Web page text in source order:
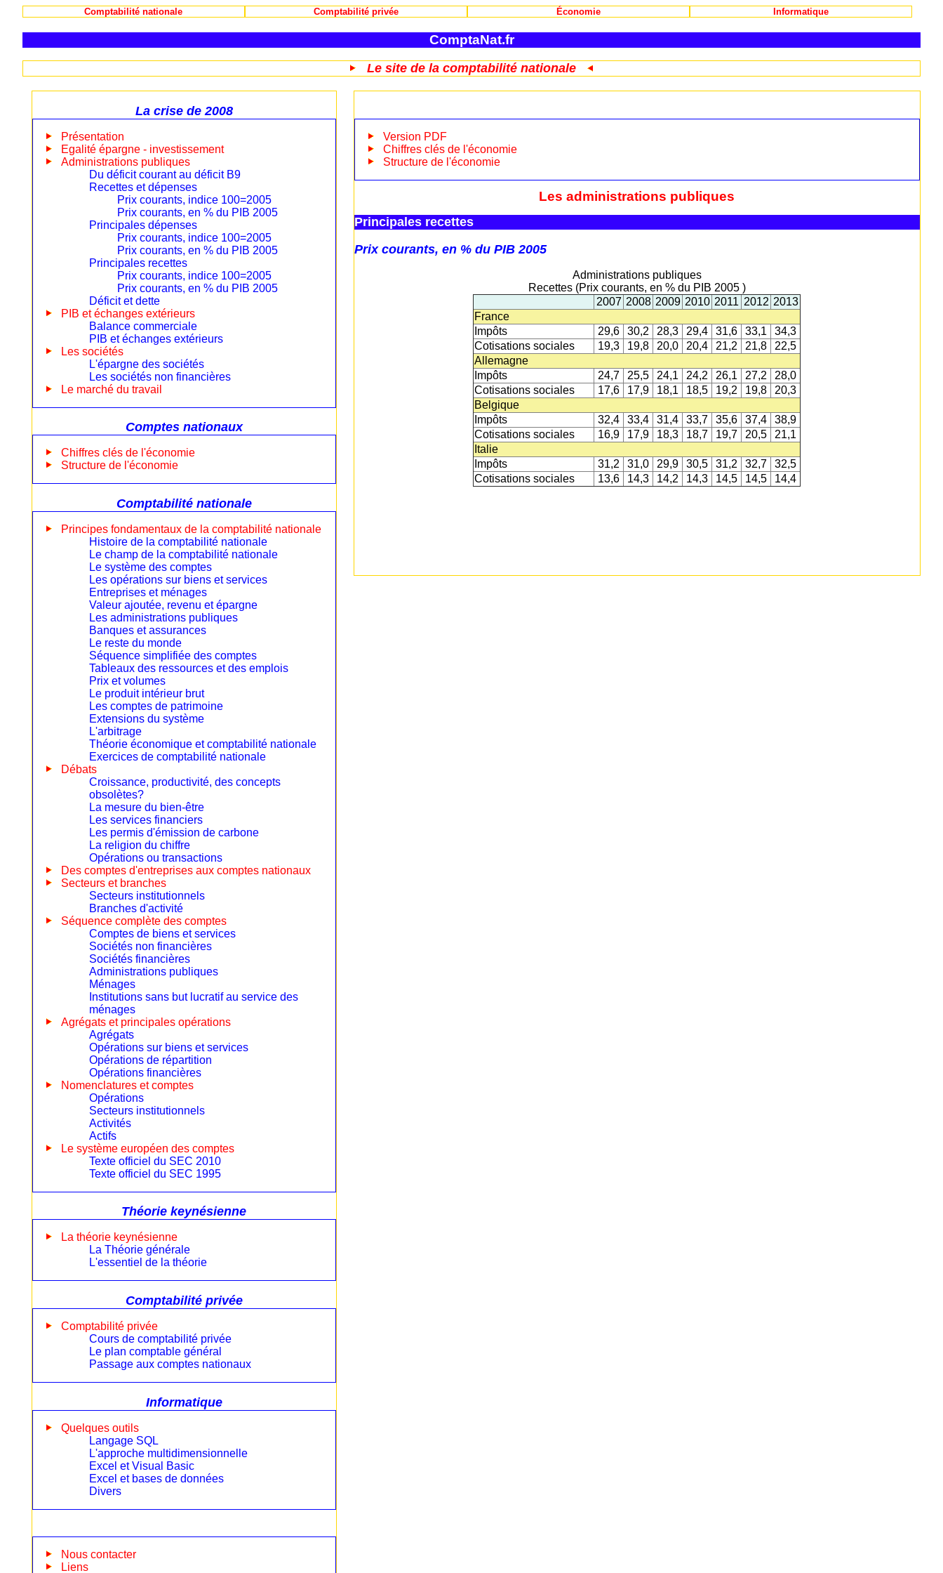
Comptabilité nationale Comptabilité privée Économie Informatique
ComptaNat.fr
Le site de la comptabilité nationale
Version PDF
Chiffres clés de l'économie
Structure de l'économie
Les administrations publiques
Principales recettes
Prix courants, en % du PIB 2005
Administrations publiques
Recettes (Prix courants, en % du PIB 2005 )
2007 2008 2009 2010 2011 2012 2013
France
Impôts
29,6 30,2 28,3 29,4 31,6 33,1
34,3
Cotisations sociales
19,3 19,8 20,0 20,4 21,2 21,8
22,5
Allemagne
Impôts
24,7 25,5 24,1 24,2 26,1 27,2
28,0
Cotisations sociales
17,6 17,9 18,1 18,5 19,2 19,8
20,3
Belgique
Impôts
32,4 33,4 31,4 33,7 35,6 37,4
38,9
Cotisations sociales
16,9 17,9 18,3 18,7 19,7 20,5
21,1
Italie
Impôts
31,2 31,0 29,9 30,5 31,2 32,7
32,5
Cotisations sociales
13,6 14,3 14,2 14,3 14,5 14,5 14,4
La crise de 2008
Présentation
Egalité épargne - investissement
Administrations publiques
Du déficit courant au déficit B9
Recettes et dépenses
Prix courants, indice 100=2005
Prix courants, en % du PIB 2005
Principales dépenses
Prix courants, indice 100=2005
Prix courants, en % du PIB 2005
Principales recettes
Prix courants, indice 100=2005
Prix courants, en % du PIB 2005
Déficit et dette
PIB et échanges extérieurs
Balance commerciale
PIB et échanges extérieurs
Les sociétés
L'épargne des sociétés
Les sociétés non financières
Le marché du travail
Comptes nationaux
Chiffres clés de l'économie
Structure de l'économie
Comptabilité nationale
Principes fondamentaux de la comptabilité nationale
Histoire de la comptabilité nationale
Le champ de la comptabilité nationale
Le système des comptes
Les opérations sur biens et services
Entreprises et ménages
Valeur ajoutée, revenu et épargne
Les administrations publiques
Banques et assurances
Le reste du monde
Séquence simplifiée des comptes
Tableaux des ressources et des emplois
Prix et volumes
Le produit intérieur brut
Les comptes de patrimoine
Extensions du système
L'arbitrage
Théorie économique et comptabilité nationale
Exercices de comptabilité nationale
Débats
Croissance, productivité, des concepts
obsolètes?
La mesure du bien-être
Les services financiers
Les permis d'émission de carbone
La religion du chiffre
Opérations ou transactions
Des comptes d'entreprises aux comptes nationaux
Secteurs et branches
Secteurs institutionnels
Branches d'activité
Séquence complète des comptes
Comptes de biens et services
Sociétés non financières
Sociétés financières
Administrations publiques
Ménages
Institutions sans but lucratif au service des
ménages
Agrégats et principales opérations
Agrégats
Opérations sur biens et services
Opérations de répartition
Opérations financières
Nomenclatures et comptes
Opérations
Secteurs institutionnels
Activités
Actifs
Le système européen des comptes
Texte officiel du SEC 2010
Texte officiel du SEC 1995
Théorie keynésienne
La théorie keynésienne
La Théorie générale
L'essentiel de la théorie
Comptabilité privée
Comptabilité privée
Cours de comptabilité privée
Le plan comptable général
Passage aux comptes nationaux
Informatique
Quelques outils
Langage SQL
L'approche multidimensionnelle
Excel et Visual Basic
Excel et bases de données
Divers
Nous contacter
Liens